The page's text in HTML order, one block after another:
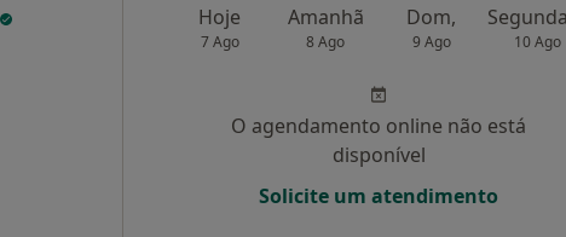
Hoje
7 Ago
Amanhã
8 Ago
Dom,
9 Ago 10 Ago
O agendamento online não está
disponível
Solicite um atendimento